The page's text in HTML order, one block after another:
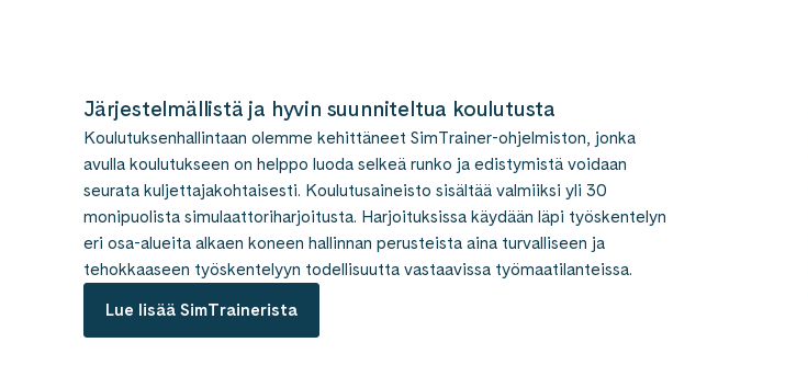
Järjestelmällistä ja hyvin suunniteltua koulutusta
Koulutuksenhallintaan olemme kehittäneet SimTrainer-ohjelmiston, jonka
avulla koulutukseen on helppo luoda selkeä runko ja edistymistä voidaan
seurata kuljettajakohtaisesti. Koulutusaineisto sisältää valmiiksi yli 30
monipuolista simulaattoriharjoitusta. Harjoituksissa käydään läpi työskentelyn
eri osa-alueita alkaen koneen hallinnan perusteista aina turvalliseen ja
tehokkaaseen työskentelyyn todellisuutta vastaavissa työmaatilanteissa.
Lue lisää SimTrainerista